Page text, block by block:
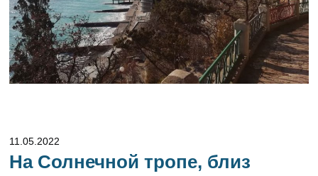
11.05.2022
На Солнечной тропе, близ